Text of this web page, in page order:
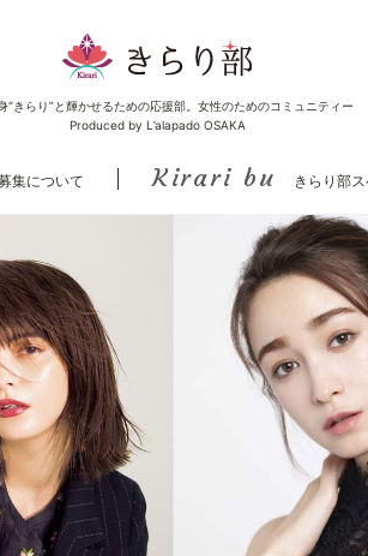
“きらり”と輝かせるための応援部。女性のためのコミュニティー
Produced by L’alapado OSAKA
集について Kirari bu きらり部